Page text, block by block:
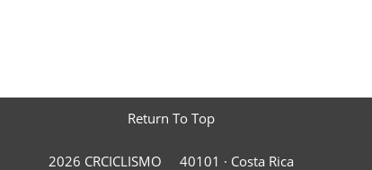
Return To Top
2026 CRCICLISMO 40101 · Costa Rica